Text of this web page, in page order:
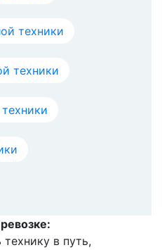
техники
техники
в путь,